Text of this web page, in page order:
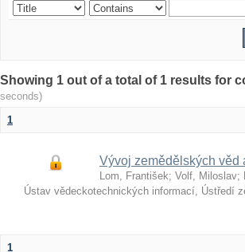
Showing 1 out of a total of 1 results for
seconds)
1
Vývoj zemědělských věd
Lom, František; Volf, Miloslav;
Ústav vědeckotechnických informací, Ústředí
1